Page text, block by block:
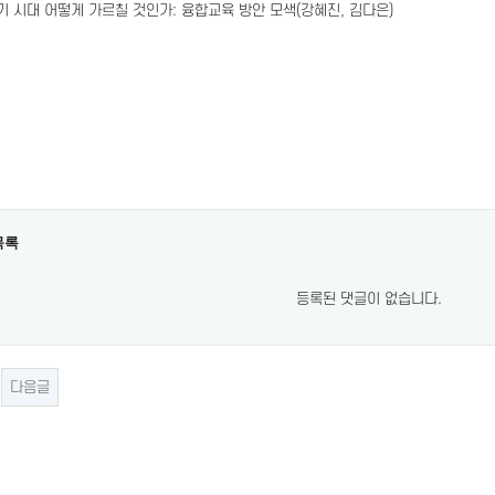
시대 어떻게 가르칠 것인가: 융합교육 방안 모색(강혜진, 김다은)
록
등록된 댓글이 없습니다.
다음글